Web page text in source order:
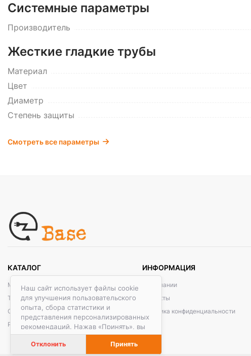
Наш сайт использует файлы cookie
для улучшения пользовательского
опыта, сбора статистики и
представления персонализированных
рекомендаций. Нажав «Принять», вы
даете согласие на обработку файлов
cookie в соответствии с
Политикой
Отклонить Принять
Системные параметры
Производитель
Жесткие гладкие трубы
Материал
Цвет
Диаметр
Степень защиты
Смотреть все параметры
КАТАЛОГ
Металлические кабельные системы
Трубы электротехнические
Организация рабочих мест
Распродажа
ИНФОРМАЦИЯ
О компании
Контакты
Политика конфиденциальности